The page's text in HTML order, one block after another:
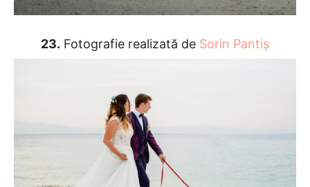
23. Fotografie realizată de Sorin Pantiș